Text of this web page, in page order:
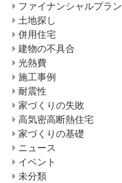
ファイナンシャルプラン
土地探し
併用住宅
建物の不具合
光熱費
施工事例
耐震性
家づくりの失敗
高気密高断熱住宅
家づくりの基礎
ニュース
イベント
未分類